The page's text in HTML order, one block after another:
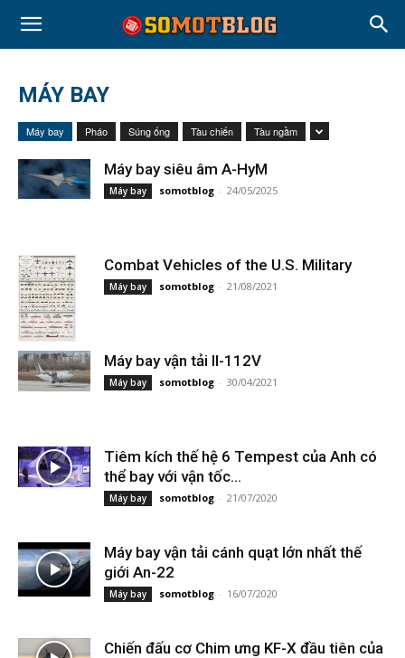
MÁY BAY
Máy bay Pháo Súng ống Tàu chiến Tàu ngầm
Máy bay siêu âm A-HyM
Máy bay somotblog - 24/05/2025
Combat Vehicles of the U.S. Military
Máy bay somotblog - 21/08/2021
Máy bay vận tải Il-112V
Máy bay somotblog - 30/04/2021
Tiêm kích thế hệ 6 Tempest của Anh có
thể bay với vận tốc...
Máy bay somotblog - 21/07/2020
Máy bay vận tải cánh quạt lớn nhất thế
giới An-22
Máy bay somotblog - 16/07/2020
Chiến đấu cơ Chim ưng KF-X đầu tiên của